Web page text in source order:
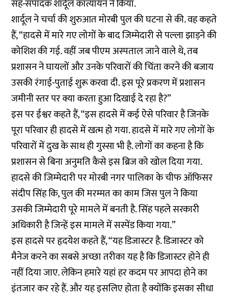
सह-संपादक शार्दूल कात्यायन ने किया.
शार्दूल ने चर्चा की शुरुआत मोरबी पुल की घटना से की. वह कहते
हैं, “हादसे में मारे गए लोगों के बाद जिम्मेदारी से पल्ला झाड़ने की
कोशिश की गई. वहीं जब पीएम अस्पताल जाने वाले थे, तब
प्रशासन ने घायलों और उनके परिवारों की चिंता करने की बजाय
उसकी रंगाई-पुताई शुरू करवा दी. इस पूरे प्रकरण में प्रशासन
जमीनी स्तर पर क्या करता हुआ दिखाई दे रहा है?”
इस पर ईश्वर कहते हैं, “इस हादसे में कई ऐसे परिवार है जिनके
पूरा परिवार ही हादसे में खत्म हो गया. हादसे में मारे गए लोगों के
परिवारों में दुख के साथ ही गुस्सा भी है. लोगों का कहना है कि
प्रशासन से बिना अनुमति कैसे इस ब्रिज को खोल दिया गया.
हादसे की जिम्मेदारी पर मोरबी नगर पालिका के चीफ ऑफिसर
संदीप सिंह कि, पुल की मरम्मत का काम जिस पुल ने किया
उसकी जिम्मेदारी पूरे मामले में बनती है. सिंह पहले सरकारी
अधिकारी है जिन्हें इस मामले में सस्पेंड किया गया.”
इस हादसे पर हृदयेश कहते हैं, “यह डिजास्टर है. डिजास्टर को
मैनेज करने का सबसे अच्छा तरीका यह है कि डिजास्टर होने ही
नहीं दिया जाए. लेकिन हमारे यहां हर कदम पर आपदा होने का
इंतजार कर रहे हैं. और यह इसलिए होता है क्योंकि इसका सीधा